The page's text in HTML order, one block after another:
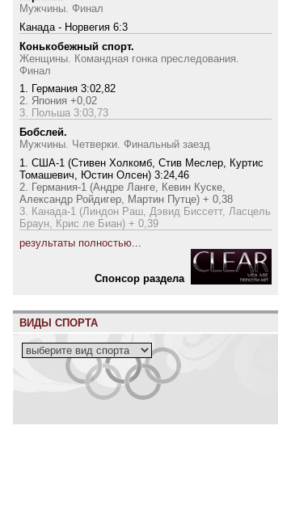
Мужчины. Финал
Канада - Норвегия 6:3
Конькобежный спорт.
Женщины. Командная гонка преследования.
Финал
1. Германия 3:02,82
2. Япония +0,02
3. Польша 3:03,73
Бобслей.
Мужчины. Четверки. Финальный заезд
1. США-1 (Стивен Холкомб, Стив Меслер, Куртис
Томашевич, Юстин Олсен) 3:24,46
2. Германия-1 (Андре Ланге, Кевин Куске,
Александр Ройдигер, Мартин Путце) + 0,38
3. Канада-1 (Линдон Раш, Дэвид Биссетт, Ласцель
Браун, Крис ле Биан) + 0,39
результаты полностью...
Cпонсор раздела
ВИДЫ СПОРТА